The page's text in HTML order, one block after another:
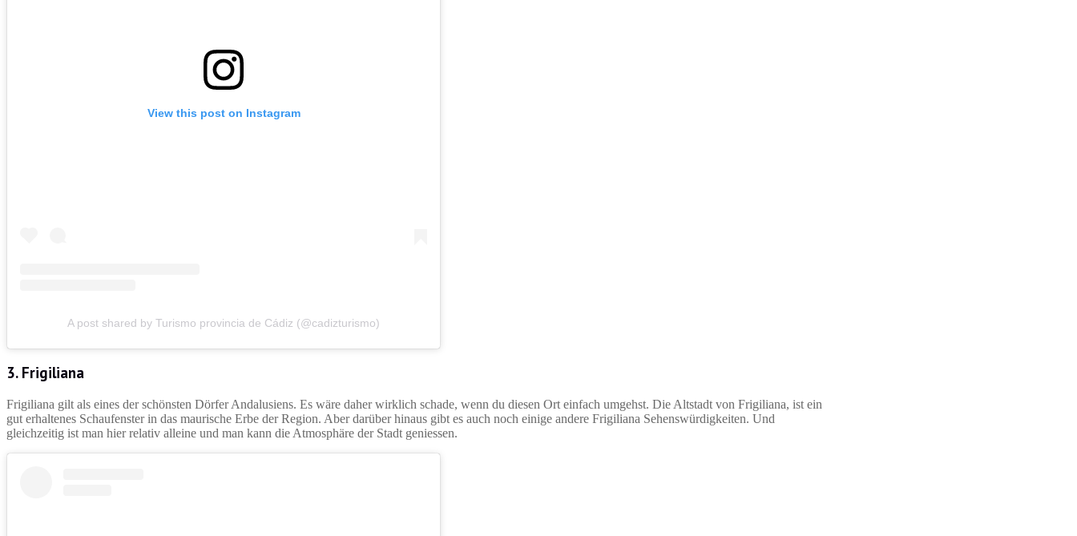
View this post on Instagram
A post shared by Turismo provincia de Cádiz (@cadizturismo)
3. Frigiliana
Frigiliana gilt als eines der schönsten Dörfer Andalusiens. Es wäre daher wirklich schade, wenn du diesen Ort einfach umgehst. Die Altstadt von Frigiliana, ist ein
gut erhaltenes Schaufenster in das maurische Erbe der Region. Aber darüber hinaus gibt es auch noch einige andere Frigiliana Sehenswürdigkeiten. Und
gleichzeitig ist man hier relativ alleine und man kann die Atmosphäre der Stadt geniessen.